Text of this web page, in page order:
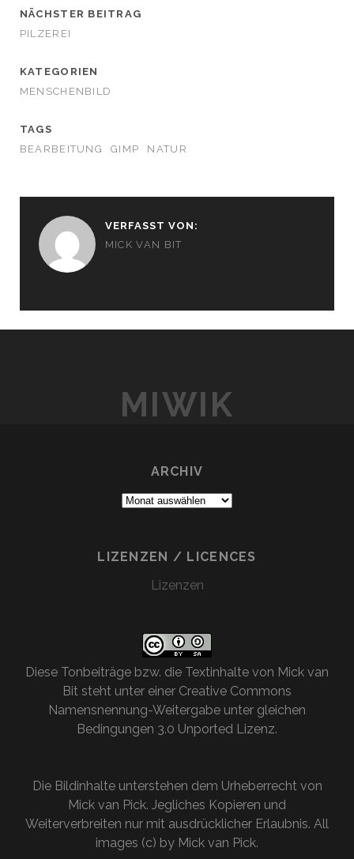
NÄCHSTER BEITRAG
PILZEREI
KATEGORIEN
MENSCHENBILD
TAGS
BEARBEITUNG
GIMP NATUR
VERFASST VON:
MICK VAN BIT
MIWIK
ARCHIV
Archiv
LIZENZEN / LICENCES
Lizenzen
Diese Tonbeiträge bzw. die Textinhalte von Mick van
Bit steht unter einer Creative Commons
Namensnennung-Weitergabe unter gleichen
Bedingungen 3.0 Unported Lizenz.
Die Bildinhalte unterstehen dem Urheberrecht von
Mick van Pick. Jegliches Kopieren und
Weiterverbreiten nur mit ausdrücklicher Erlaubnis. All
images (c) by Mick van Pick.